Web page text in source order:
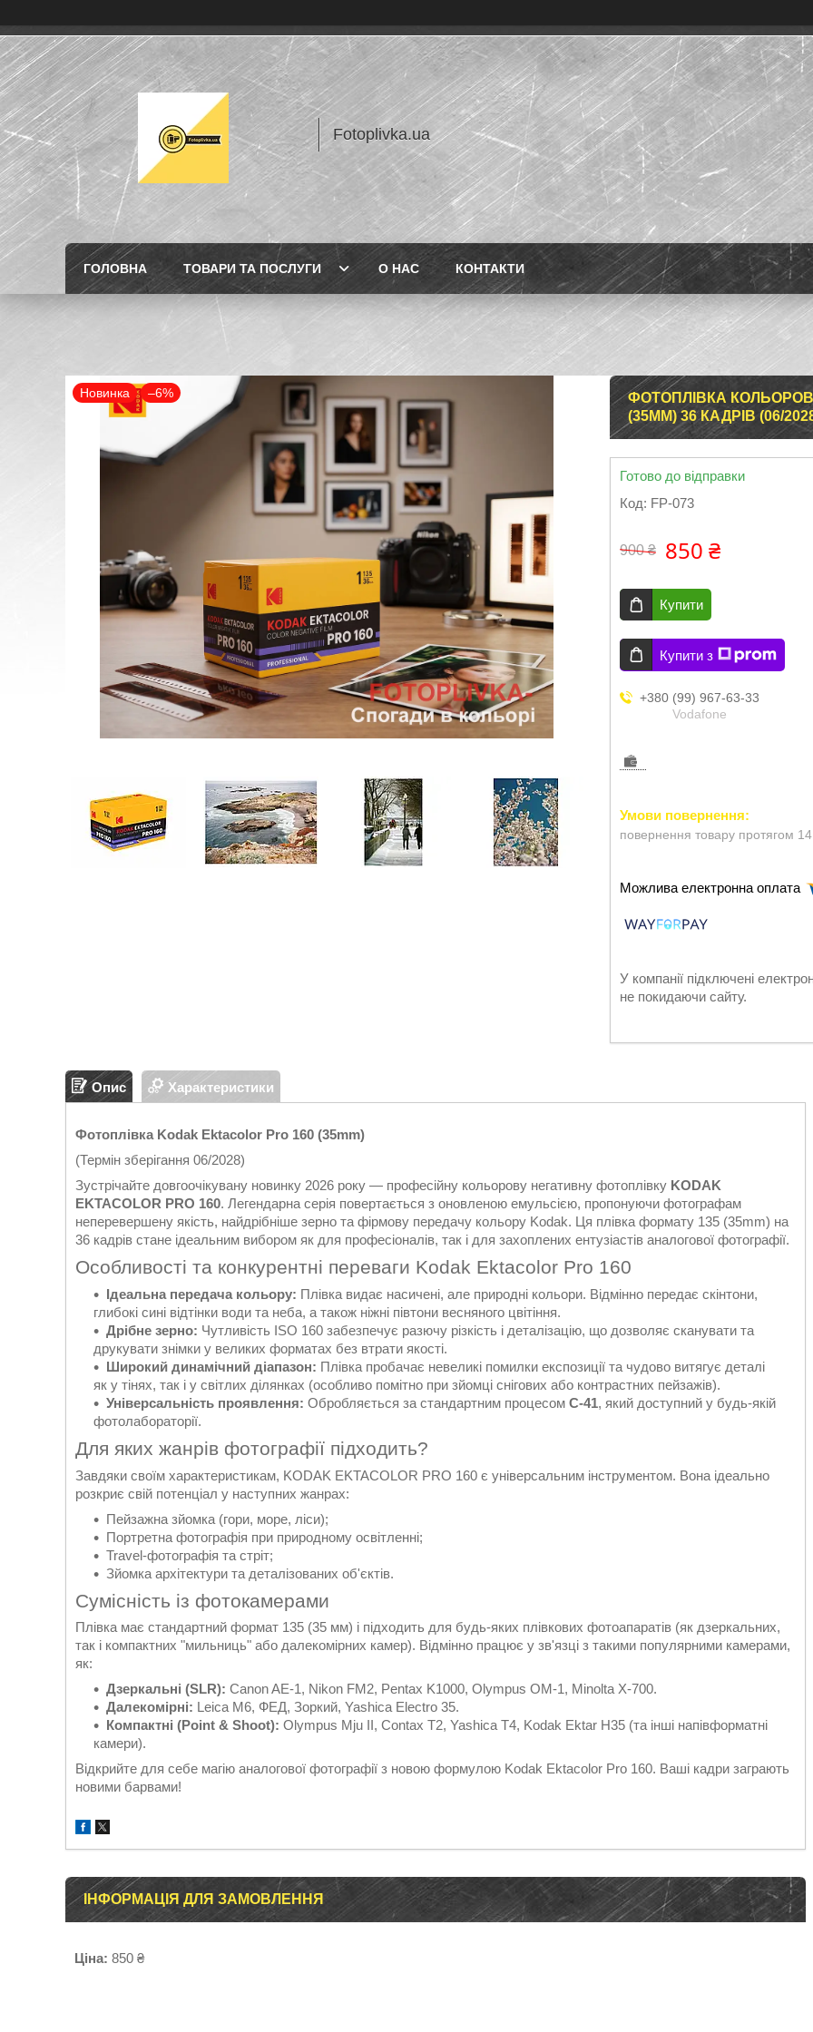
Fotoplivka.ua
ГОЛОВНА ТОВАРИ ТА ПОСЛУГИ О НАС КОНТАКТИ
Новинка –6%
ФОТОПЛІВКА КОЛЬОРОВА
(35ММ) 36 КАДРІВ (06/
Готово до відправки
Код: FP-073
900 ₴ 850 ₴
Купити
Купити з
+380 (99) 967-63-33
Vodafone
повернення товару протягом
У компанії підключені
не покидаючи сайту.
Опис Характеристики
Фотоплівка Kodak Ektacolor Pro 160 (35mm)
(Термін зберігання 06/2028)
Зустрічайте довгоочікувану новинку 2026 року — професійну кольорову негативну фотоплівку KODAK
EKTACOLOR PRO 160. Легендарна серія повертається з оновленою емульсією, пропонуючи фотографам
неперевершену якість, найдрібніше зерно та фірмову передачу кольору Kodak. Ця плівка формату 135 (35mm) на
36 кадрів стане ідеальним вибором як для професіоналів, так і для захоплених ентузіастів аналогової фотографії.
Особливості та конкурентні переваги Kodak Ektacolor Pro 160
Ідеальна передача кольору: Плівка видає насичені, але природні кольори. Відмінно передає скінтони,
глибокі сині відтінки води та неба, а також ніжні півтони весняного цвітіння.
Дрібне зерно: Чутливість ISO 160 забезпечує разючу різкість і деталізацію, що дозволяє сканувати та
друкувати знімки у великих форматах без втрати якості.
Широкий динамічний діапазон: Плівка пробачає невеликі помилки експозиції та чудово витягує деталі
як у тінях, так і у світлих ділянках (особливо помітно при зйомці снігових або контрастних пейзажів).
Універсальність проявлення: Обробляється за стандартним процесом C-41, який доступний у будь-якій
фотолабораторії.
Для яких жанрів фотографії підходить?
Завдяки своїм характеристикам, KODAK EKTACOLOR PRO 160 є універсальним інструментом. Вона ідеально
розкриє свій потенціал у наступних жанрах:
Пейзажна зйомка (гори, море, ліси);
Портретна фотографія при природному освітленні;
Travel-фотографія та стріт;
Зйомка архітектури та деталізованих об'єктів.
Сумісність із фотокамерами
Плівка має стандартний формат 135 (35 мм) і підходить для будь-яких плівкових фотоапаратів (як дзеркальних,
так і компактних "мильниць" або далекомірних камер). Відмінно працює у зв'язці з такими популярними камерами,
як:
Дзеркальні (SLR): Canon AE-1, Nikon FM2, Pentax K1000, Olympus OM-1, Minolta X-700.
Далекомірні: Leica M6, ФЕД, Зоркий, Yashica Electro 35.
Компактні (Point & Shoot): Olympus Mju II, Contax T2, Yashica T4, Kodak Ektar H35 (та інші напівформатні
камери).
Відкрийте для себе магію аналогової фотографії з новою формулою Kodak Ektacolor Pro 160. Ваші кадри заграють
новими барвами!
ІНФОРМАЦІЯ ДЛЯ ЗАМОВЛЕННЯ
Ціна: 850 ₴